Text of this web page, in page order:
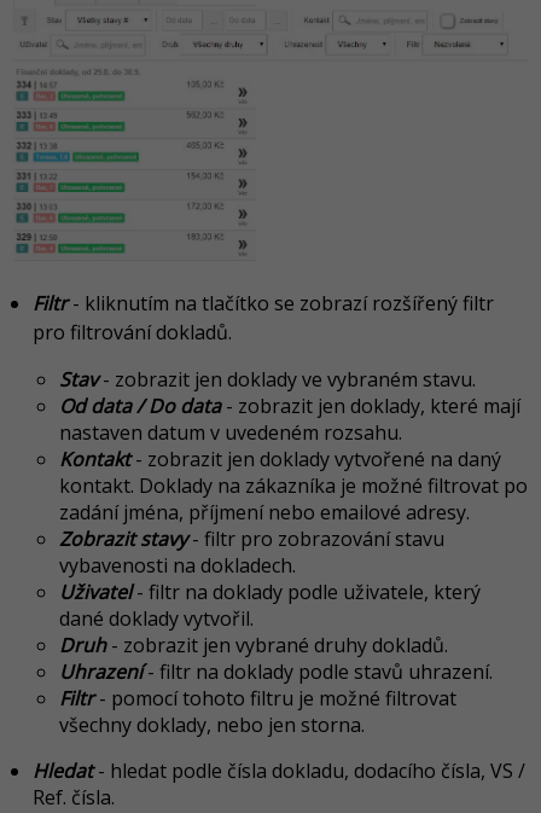
Filtr- kliknutím na tlačítko se zobrazí rozšířený filtr
pro filtrování dokladů.
Stav- zobrazit jen doklady ve vybraném stavu.
Od data / Do data- zobrazit jen doklady, které mají
nastaven datum v uvedeném rozsahu.
Kontakt- zobrazit jen doklady vytvořené na daný
kontakt. Doklady na zákazníka je možné filtrovat po
zadání jména, příjmení nebo emailové adresy.
Zobrazit stavy- filtr pro zobrazování stavu
vybavenosti na dokladech.
Uživatel- filtr na doklady podle uživatele, který
dané doklady vytvořil.
Druh- zobrazit jen vybrané druhy dokladů.
Uhrazení- filtr na doklady podle stavů uhrazení.
Filtr- pomocí tohoto filtru je možné filtrovat
všechny doklady, nebo jen storna.
Hledat- hledat podle čísla dokladu, dodacího čísla, VS /
Ref. čísla.